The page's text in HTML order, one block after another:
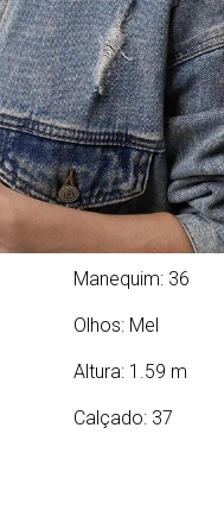
Manequim: 36
Olhos: Mel
Altura: 1.59 m
Calçado: 37